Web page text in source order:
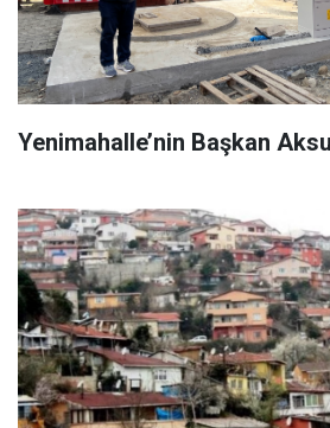
Yenimahalle’nin Başkan